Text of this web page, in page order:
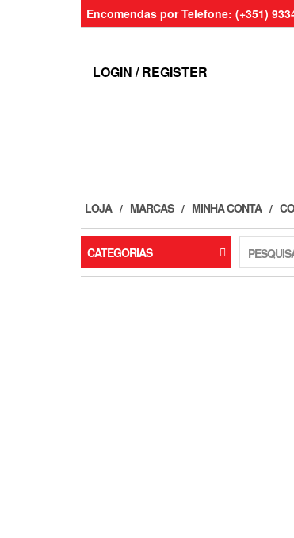
Encomendas por Telefone: (+351)
LOGIN / REGISTER
LOJA MARCAS MINHA CONTA
CATEGORIAS